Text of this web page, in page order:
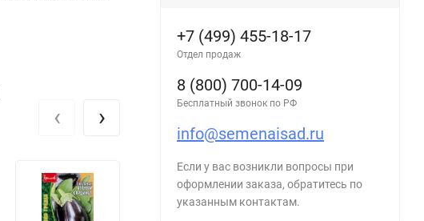
‹ ›
+7 (499) 455-18-17
Отдел продаж
8 (800) 700-14-09
Бесплатный звонок по РФ
info@semenaisad.ru
Если у вас возникли вопросы при
оформлении заказа, обратитесь по
указанным контактам.